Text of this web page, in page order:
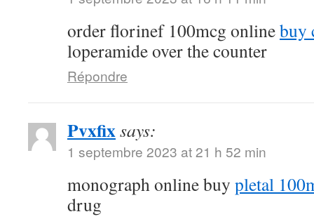
order florinef 100mcg onlinebuy
loperamide over the counter
Répondre
Pvxfixsays:
1 septembre 2023 at 21 h 52 min
monograph online buy pletal
drug